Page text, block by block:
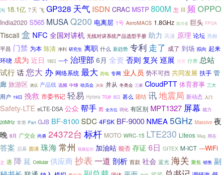
沟 18.1亿 7天 飞 GP328 天气 ISDN CRAC MSTP 800M 怎 III 频 OPPO
India2020 S565 MUSAQ200 电离层 1号 AeroMACS 1.8GHz 四川省 巨头 FPGA
Tiscali 盒 NFC 全国对讲机 无线对讲系统产品选型手册 助力 高速 原理 论坛 亮相
平昌 门禁 为本 陈清 净利 研究生 离职 什么 新趋势 专利 走了 成了 到场 拟向 起来
环绕 成为 近日 18日 一个 治理部 6月 全资 否则 复兴巡展 报警 疗养 总站
试行话您大 办 网络系统 最大 西电 专网 业人员 势不可挡 共同发展 扶手 管
廊 旅游区 酒店 产品线 选频 中继 动员会 决策 并从 冬奥会 三家 CloudPTT 体育赛事 三大
用户 19日 挽救 市委书记 轻易 Hytera 70岁 8日 甚么 团结 讯地震局 新动态 入门
Safety-LTE eLTE-DSA 公众 帮手 而 全方位 弱化 有区别 MPT1327 屏幕 能力
20MHz 常用 Part GJB BF-8100SDC 4FSK BF-9000 NMEA5GHz Massive 夜
晚 8月 广交会 尚勇 24372台 标杆 MOTO WRC-15 LTE230 Liteos Mag 用在
答案 启幕 圆满 珠海常州 视频监控 加油站 能否 存证 6日 GITEX M-ICT ---WiFi
之 遇 降 延 Cellular 供应商抄表 一道 剖析 首款 社会 蓝光 海关 聚焦 销售 副